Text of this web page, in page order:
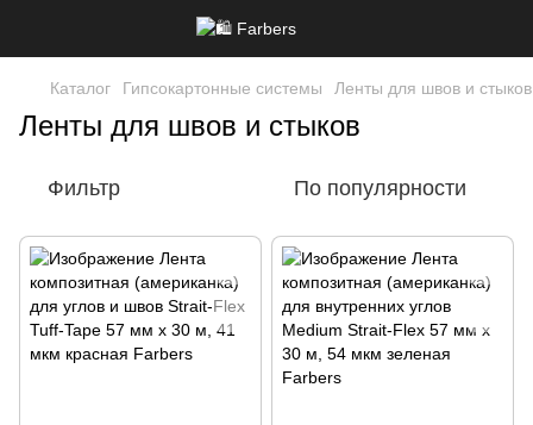
Каталог Гипсокартонные системы Ленты для швов и стыков
Ленты для швов и стыков
Фильтр По популярности